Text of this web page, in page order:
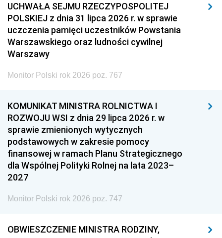
UCHWAŁA SEJMU RZECZYPOSPOLITEJ
POLSKIEJ z dnia 31 lipca 2026 r. w sprawie
uczczenia pamięci uczestników Powstania
Warszawskiego oraz ludności cywilnej
Warszawy
Monitor Polski rok 2026 poz. 767
KOMUNIKAT MINISTRA ROLNICTWA I
ROZWOJU WSI z dnia 29 lipca 2026 r. w
sprawie zmienionych wytycznych
podstawowych w zakresie pomocy
finansowej w ramach Planu Strategicznego
dla Wspólnej Polityki Rolnej na lata 2023–
2027
Monitor Polski rok 2026 poz. 747
OBWIESZCZENIE MINISTRA RODZINY,